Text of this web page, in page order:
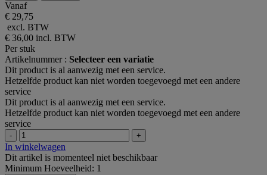
Vanaf
€ 29,75
excl. BTW
€ 36,00 incl. BTW
Per stuk
Artikelnummer : Selecteer een variatie
Dit product is al aanwezig met een service.
Hetzelfde product kan niet worden toegevoegd met een andere
service
Dit product is al aanwezig met een service.
Hetzelfde product kan niet worden toegevoegd met een andere
service
- +
In winkelwagen
Dit artikel is momenteel niet beschikbaar
Minimum Hoeveelheid: 1